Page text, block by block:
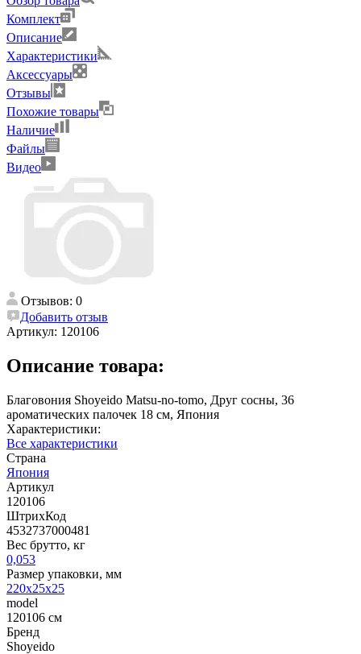
Комплект
Описание
Характеристики
Аксессуары
Отзывы
Похожие товары
Наличие
Файлы
Видео
Отзывов: 0
Добавить отзыв
Артикул: 120106
Описание товара:
Благовония Shoyeido Matsu-no-tomo, Друг сосны, 36
ароматических палочек 18 см, Япония
Характеристики:
Все характеристики
Страна
Япония
Артикул
120106
ШтрихКод
4532737000481
Вес брутто, кг
0,053
Размер упаковки, мм
220х25х25
model
120106 см
Бренд
Shoyeido